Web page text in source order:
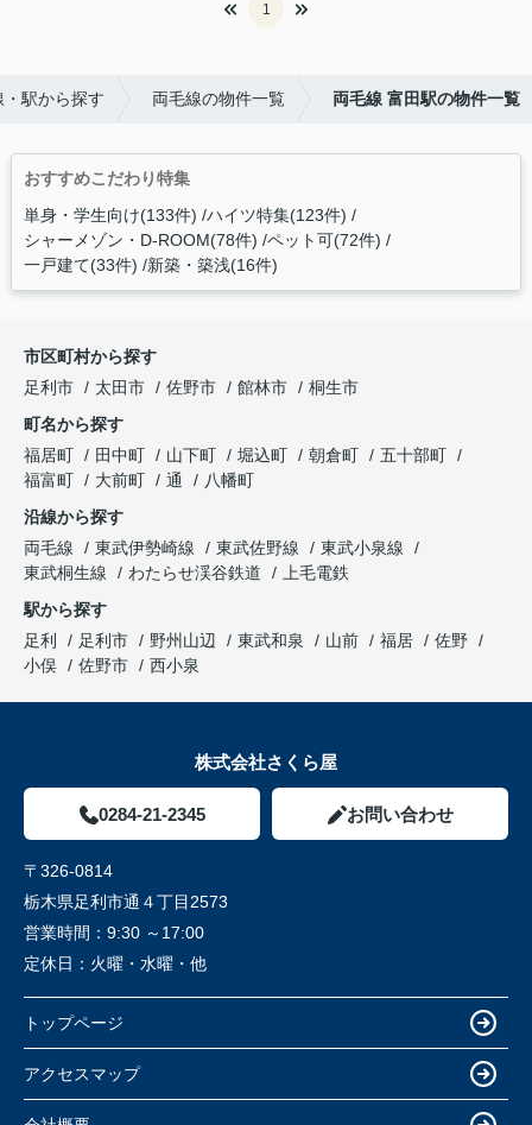
1
・駅から探す 両毛線の物件一覧 両毛線 富田駅の物件一覧
おすすめこだわり特集
単身・学生向け(133件) ハイツ特集(123件)
シャーメゾン・D-ROOM(78件) ペット可(72件)
一戸建て(33件) 新築・築浅(16件)
市区町村から探す
足利市
太田市 佐野市 館林市
桐生市
町名から探す
福居町
田中町 山下町 堀込町 朝倉町
五十部町
福富町
大前町 通
八幡町
沿線から探す
両毛線
東武伊勢崎線 東武佐野線
東武小泉線
東武桐生線
わたらせ渓谷鉄道
上毛電鉄
駅から探す
足利
足利市 野州山辺 東武和泉 山前 福居
佐野
小俣
佐野市 西小泉
株式会社さくら屋
0284-21-2345 お問い合わせ
〒326-0814
栃木県足利市通４丁目2573
営業時間： 9:30 ～17:00
定休日： 火曜・水曜・他
トップページ
アクセスマップ